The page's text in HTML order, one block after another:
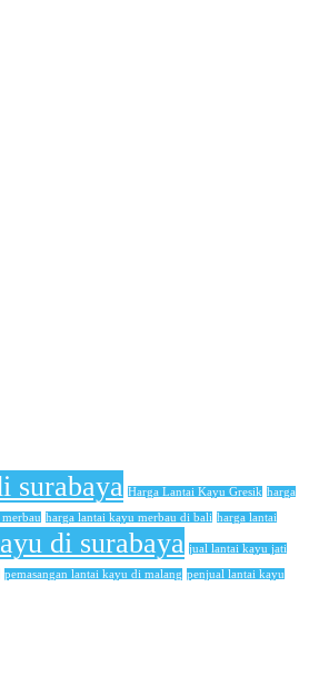
surabaya Harga Lantai Kayu Gresik harga
harga lantai kayu merbau di bali harga lantai
di surabaya jual lantai kayu jati
pemasangan lantai kayu di malang penjual lantai kayu